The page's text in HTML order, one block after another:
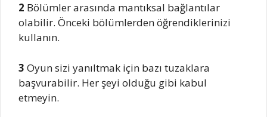
2 Bölümler arasında mantıksal bağlantılar
olabilir. Önceki bölümlerden öğrendiklerinizi
kullanın.
3 Oyun sizi yanıltmak için bazı tuzaklara
başvurabilir. Her şeyi olduğu gibi kabul
etmeyin.